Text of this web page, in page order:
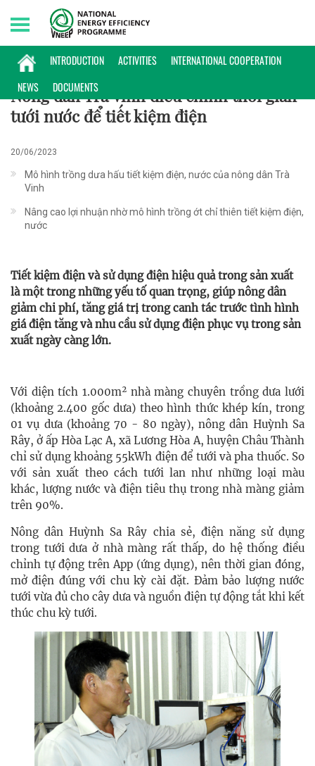
INTRODUCTION ACTIVITIES
INTERNATIONAL COOPERATION
NEWS
DOCUMENTS
Saturday, 08/08/2026 | 11:11 GMT+7
KINH NGHIỆM TRIỂN KHAI
Nông dân Trà Vinh điều chỉnh thời gian
tưới nước để tiết kiệm điện
20/06/2023
Mô hình trồng dưa hấu tiết kiệm điện, nước của nông dân Trà
Vinh
Nâng cao lợi nhuận nhờ mô hình trồng ớt chỉ thiên tiết kiệm điện,
nước
Tiết kiệm điện và sử dụng điện hiệu quả trong sản xuất
là một trong những yếu tố quan trọng, giúp nông dân
giảm chi phí, tăng giá trị trong canh tác trước tình hình
giá điện tăng và nhu cầu sử dụng điện phục vụ trong sản
xuất ngày càng lớn.
Với diện tích 1.000m² nhà màng chuyên trồng dưa lưới
(khoảng 2.400 gốc dưa) theo hình thức khép kín, trong
01 vụ dưa (khoảng 70 - 80 ngày), nông dân Huỳnh Sa
Rây, ở ấp Hòa Lạc A, xã Lương Hòa A, huyện Châu Thành
chỉ sử dụng khoảng 55kWh điện để tưới và pha thuốc. So
với sản xuất theo cách tưới lan như những loại màu
khác, lượng nước và điện tiêu thụ trong nhà màng giảm
trên 90%.
Nông dân Huỳnh Sa Rây chia sẻ, điện năng sử dụng
trong tưới dưa ở nhà màng rất thấp, do hệ thống điều
chỉnh tự động trên App (ứng dụng), nên thời gian đóng,
mở điện đúng với chu kỳ cài đặt. Đảm bảo lượng nước
tưới vừa đủ cho cây dưa và nguồn điện tự động tắt khi kết
thúc chu kỳ tưới.